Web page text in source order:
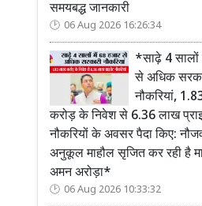
समयबद्ध जानकारी
06 Aug 2026 16:26:34
*साढ़े 4 सालों
से अधिक
नौकरियां,
करोड़ के निवेश से 6.36 लाख
नौकरियों के अवसर पैदा किए:
अनुकूल माहौल सृजित कर रही है
अमन अरोड़ा*
06 Aug 2026 10:33:32